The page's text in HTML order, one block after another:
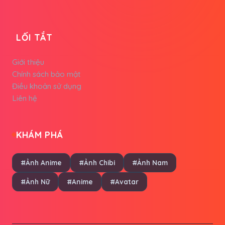
LỐI TẮT
Giới thiệu
Chính sách bảo mật
Điều khoản sử dụng
Liên hệ
KHÁM PHÁ
#Ảnh Anime #Ảnh Chibi #Ảnh Nam
#Ảnh Nữ #Anime #Avatar